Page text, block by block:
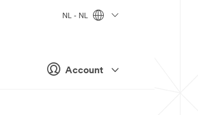
Account
NL - NL